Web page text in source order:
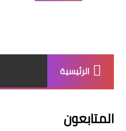
الرئيسية
المتابعون